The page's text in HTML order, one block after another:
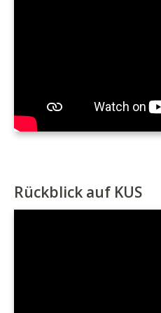
Rückblick auf KUS